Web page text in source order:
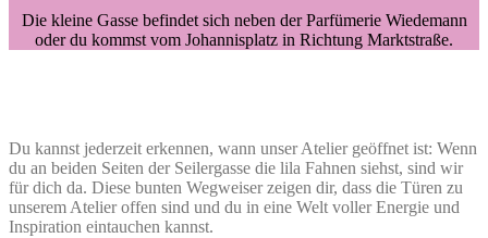
Die kleine Gasse befindet sich neben der Parfümerie Wiedemann
oder du kommst vom Johannisplatz in Richtung Marktstraße.
Du kannst jederzeit erkennen, wann unser Atelier geöffnet ist: Wenn
du an beiden Seiten der Seilergasse die lila Fahnen siehst, sind wir
für dich da. Diese bunten Wegweiser zeigen dir, dass die Türen zu
unserem Atelier offen sind und du in eine Welt voller Energie und
Inspiration eintauchen kannst.